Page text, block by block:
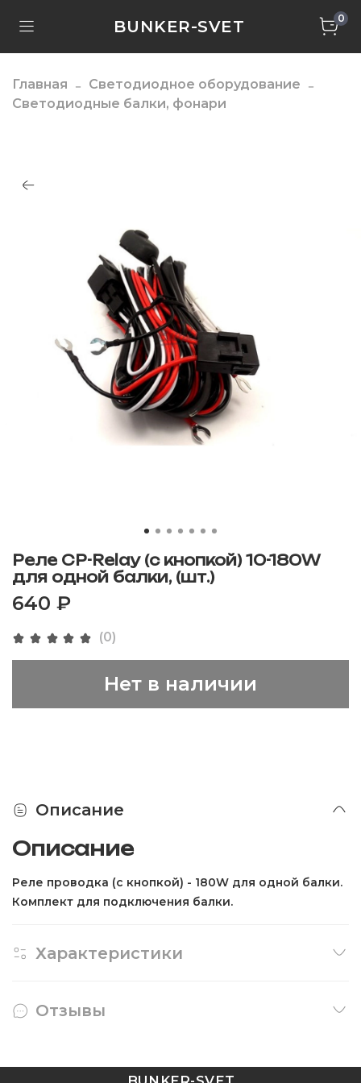
BUNKER-SVET 0
Главная
Светодиодное оборудование
Светодиодные балки, фонари
(0)
Реле СP-Relay (с кнопкой) 10-180W
для одной балки, (шт.)
640 ₽
Нет в наличии
Описание
Описание
Реле проводка (с кнопкой) - 180W для одной балки.
Комплект для подключения балки.
Характеристики
Отзывы